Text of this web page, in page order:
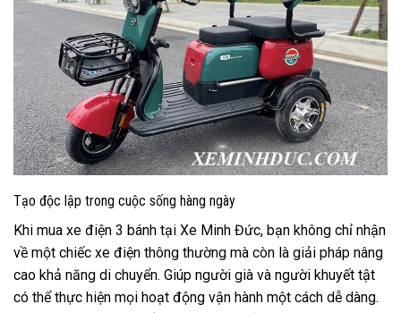
Tạo độc lập trong cuộc sống hàng ngày
Khi mua xe điện 3 bánh tại Xe Minh Đức, bạn không chỉ nhận
về một chiếc xe điện thông thường mà còn là giải pháp nâng
cao khả năng di chuyển. Giúp người già và người khuyết tật
có thể thực hiện mọi hoạt động vận hành một cách dễ dàng.